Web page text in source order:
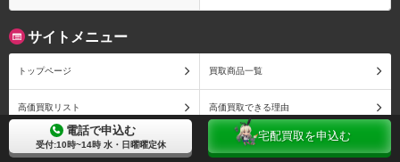
サイトメニュー
トップページ 買取商品一覧
高価買取リスト 高価買取できる理由
買取の流れ よくある質問
電話で申込む
受付:10時~14時 水・日曜曜定休
宅配買取を申込む